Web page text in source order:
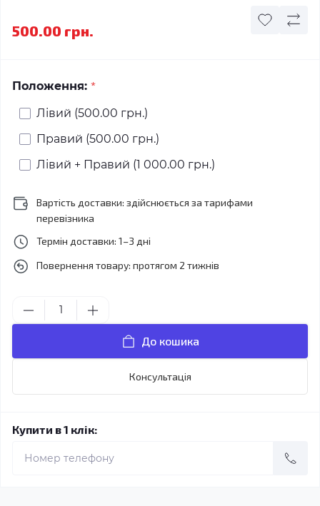
500.00 грн.
Положення: *
Лівий (500.00 грн.)
Правий (500.00 грн.)
Лівий + Правий (1 000.00 грн.)
Вартість доставки: здійснюється за тарифами
перевізника
Термін доставки: 1–3 дні
Повернення товару: протягом 2 тижнів
До кошика
Консультація
Купити в 1 клік: